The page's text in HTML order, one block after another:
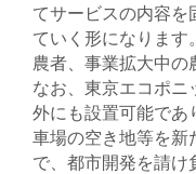
てサービスの内容を
ていく形になります
農者、事業拡大中の
なお、東京エコポニ
外にも設置可能であ
車場の空き地等を新
で、都市開発を請け